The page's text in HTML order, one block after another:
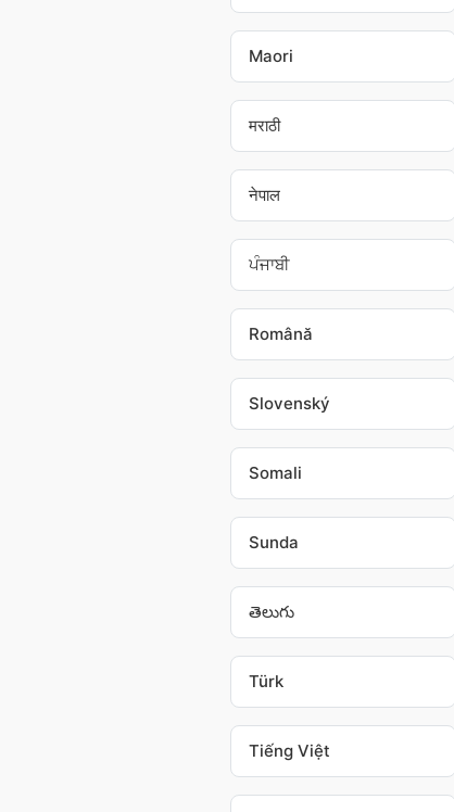
Maori
मराठी
नेपाल
ਪੰਜਾਬੀ
Română
Slovenský
Somali
Sunda
తెలుగు
Türk
Tiếng Việt